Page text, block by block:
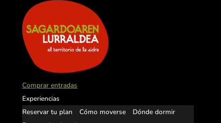
Comprar entradas
Experiencias
Reservar tu plan
Cómo moverse
Dónde dormir